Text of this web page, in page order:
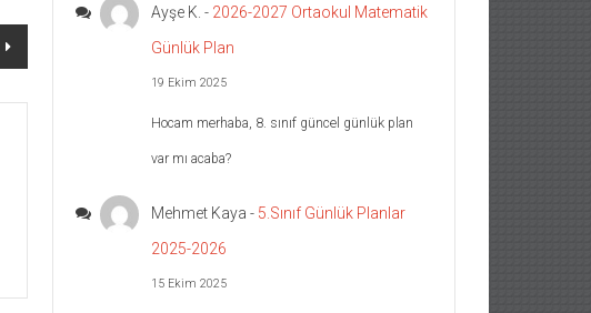
Ayşe K. - 2026-2027 Ortaokul Matematik
Günlük Plan
19 Ekim 2025
Hocam merhaba, 8. sınıf güncel günlük plan
var mı acaba?
Mehmet Kaya - 5.Sınıf Günlük Planlar
2025-2026
15 Ekim 2025